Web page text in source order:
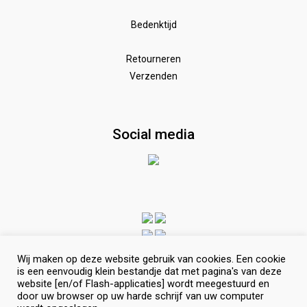
poetsen en toiletteren
hoeven
Zadeldekken & toebehoren
pony dekjes
Shirt met korte mouwen
Bedenktijd
Retourneren
Verzenden
Social media
Wij maken op deze website gebruik van cookies. Een cookie
is een eenvoudig klein bestandje dat met pagina's van deze
website [en/of Flash-applicaties] wordt meegestuurd en
door uw browser op uw harde schrijf van uw computer